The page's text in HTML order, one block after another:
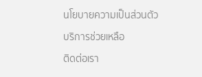
นโยบายความเป็นส่วนตัว
บริการช่วยเหลือ
ติดต่อเรา